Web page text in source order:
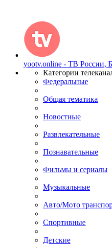
yootv.online - ТВ России,
Категории
Федеральные
Общая тематика
Новостные
Развлекательные
Познавательные
Фильмы и сериалы
Музыкальные
Авто/Мото
Спортивные
Детские